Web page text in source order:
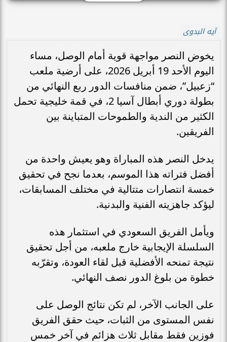
آيه البدوى
يخوض النصر مواجهة قوية أمام الوصل، مساء
اليوم الأحد 19 أبريل 2026، على أرضية ملعب
“زعبيل”، ضمن منافسات الدور ربع النهائي من
بطولة دوري أبطال آسيا 2، في قمة خليجية تحمل
الكثير من الندية والطموحات المتباينة بين
الفريقين.
يدخل النصر هذه المباراة وهو يعيش واحدة من
أفضل فتراته هذا الموسم، بعدما نجح في تحقيق
خمسة انتصارات متتالية في مختلف المسابقات،
ليؤكد جاهزيته الفنية والبدنية.
ويأمل الفريق السعودي في استثمار هذه
السلسلة الإيجابية خارج ملعبه، من أجل تحقيق
نتيجة تمنحه الأفضلية قبل لقاء العودة، وتقرّبه
خطوة من بلوغ الدور نصف النهائي.
على الجانب الآخر، لم تكن نتائج الوصل على
نفس المستوى من الثبات، حيث حقق الفريق
فوزين فقط مقابل ثلاث هزائم في آخر خمس